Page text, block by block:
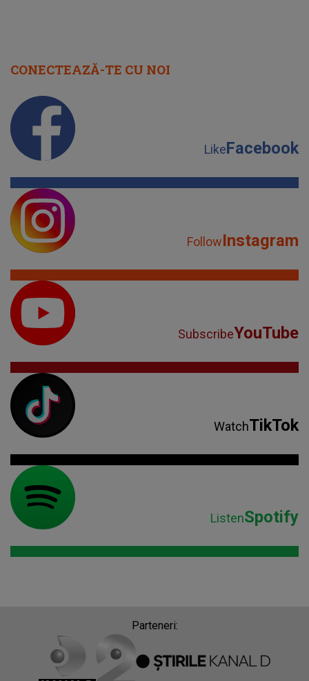
CONECTEAZĂ-TE CU NOI
LikeFacebook
FollowInstagram
SubscribeYouTube
WatchTikTok
ListenSpotify
Parteneri: